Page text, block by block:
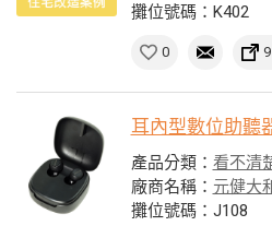
攤位號碼：K402
0
耳內型數位助聽
產品分類： 看不清
廠商名稱： 元健大
攤位號碼：J108